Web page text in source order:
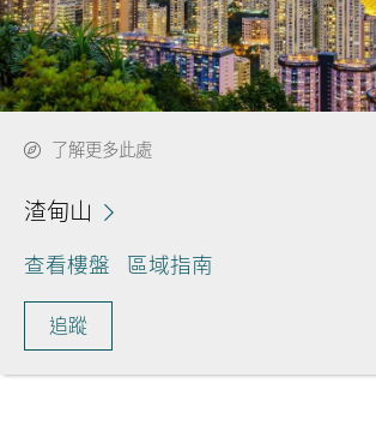
了解更多此處
渣甸山
查看樓盤 區域指南
追蹤